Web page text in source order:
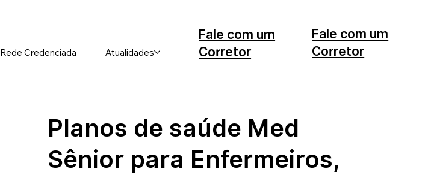
Rede Credenciada Atualidades
Fale com um
Corretor
Fale com um
Corretor
Planos de saúde Med
Sênior para Enfermeiros,